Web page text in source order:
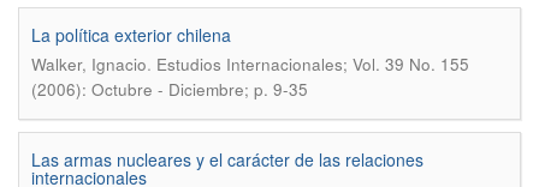
La política exterior chilena
Walker, Ignacio. Estudios Internacionales; Vol. 39 No. 155
(2006): Octubre - Diciembre; p. 9-35
Las armas nucleares y el carácter de las relaciones
internacionales